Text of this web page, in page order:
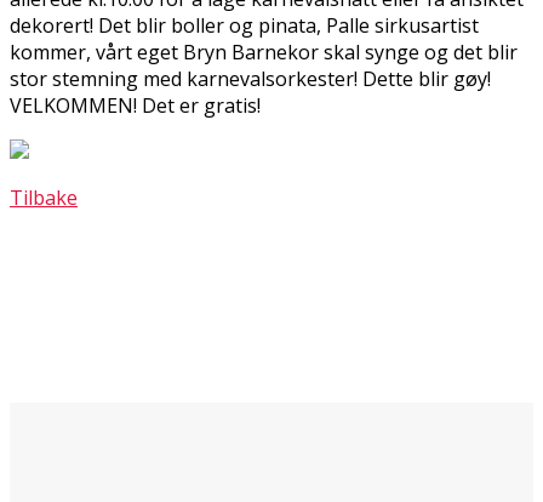
dekorert! Det blir boller og pinata, Palle sirkusartist
kommer, vårt eget Bryn Barnekor skal synge og det blir
stor stemning med karnevalsorkester! Dette blir gøy!
VELKOMMEN! Det er gratis!
Tilbake